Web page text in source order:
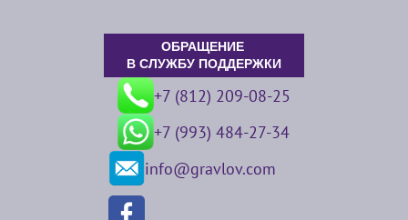
ОБРАЩЕНИЕ
В СЛУЖБУ ПОДДЕРЖКИ
+7 (812) 209-08-25
+7 (993) 484-27-34
info@gravlov.com